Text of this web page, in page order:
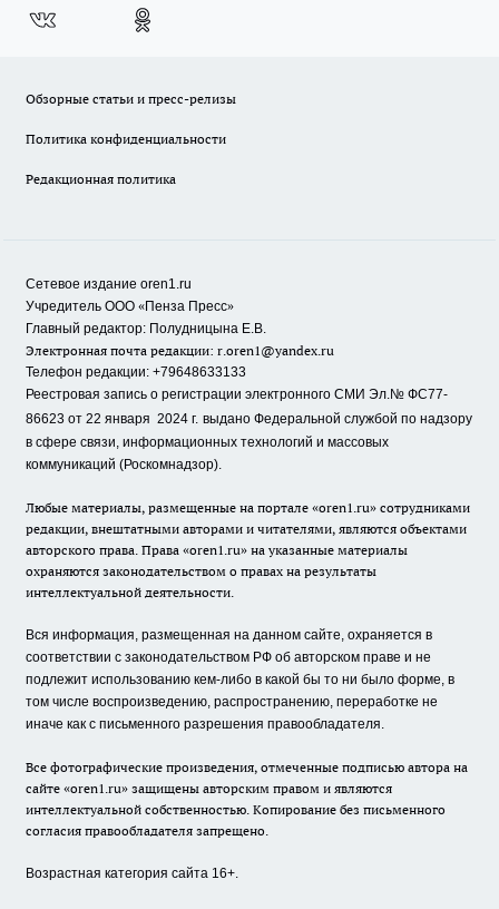
Обзорные статьи и пресс-релизы
Политика конфиденциальности
Редакционная политика
Сетевое издание oren1.ru
Учредитель ООО «Пенза Пресс»
Главный редактор: Полудницына Е.В.
Электронная почта редакции: r.oren1@yandex.ru
Телефон редакции: +79648633133
Реестровая запись о регистрации электронного СМИ Эл.№ ФС77-
86623 от 22 января 2024 г. выдано Федеральной службой по надзору
в сфере связи, информационных технологий и массовых
коммуникаций (Роскомнадзор).
Любые материалы, размещенные на портале «oren1.ru» сотрудниками
редакции, внештатными авторами и читателями, являются объектами
авторского права. Права «oren1.ru» на указанные материалы
охраняются законодательством о правах на результаты
интеллектуальной деятельности.
Вся информация, размещенная на данном сайте, охраняется в
соответствии с законодательством РФ об авторском праве и не
подлежит использованию кем-либо в какой бы то ни было форме, в
том числе воспроизведению, распространению, переработке не
иначе как с письменного разрешения правообладателя.
Все фотографические произведения, отмеченные подписью автора на
сайте «oren1.ru» защищены авторским правом и являются
интеллектуальной собственностью. Копирование без письменного
согласия правообладателя запрещено.
Возрастная категория сайта 16+.